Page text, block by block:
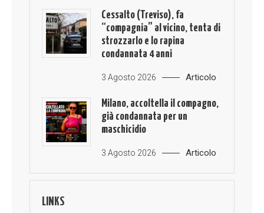
Cessalto (Treviso), fa
“compagnia” al vicino, tenta di
strozzarlo e lo rapina
condannata 4 anni
3 Agosto 2026 Articolo
Milano, accoltella il compagno,
già condannata per un
maschicidio
3 Agosto 2026 Articolo
LINKS